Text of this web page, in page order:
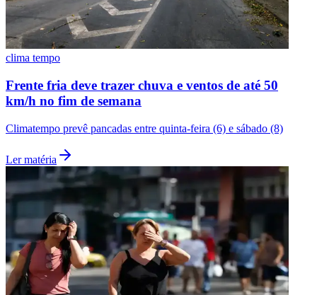
Flamengo
clima tempo
Frente fria deve trazer chuva e ventos de até 50
km/h no fim de semana
Climatempo prevê pancadas entre quinta-feira (6) e sábado (8)
Ler matéria